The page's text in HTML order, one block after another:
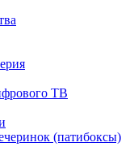
ТВ
(патибоксы)